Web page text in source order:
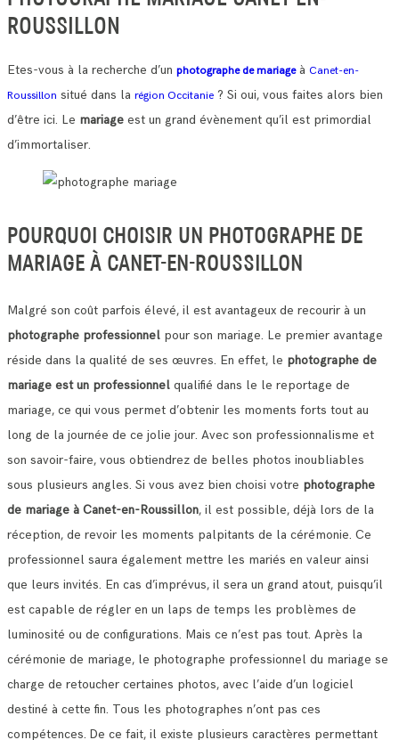
ROUSSILLON
Etes-vous à la recherche d’un photographe de mariageà Canet-en-
Roussillon situé dans la région Occitanie ? Si oui, vous faites alors bien
d’être ici. Le mariage est un grand évènement qu’il est primordial
d’immortaliser.
POURQUOI CHOISIR UN PHOTOGRAPHE DE
MARIAGE À CANET-EN-ROUSSILLON
Malgré son coût parfois élevé, il est avantageux de recourir à un
photographe professionnel pour son mariage. Le premier avantage
réside dans la qualité de ses œuvres. En effet, le photographe de
mariage est un professionnel qualifié dans le le reportage de
mariage, ce qui vous permet d’obtenir les moments forts tout au
long de la journée de ce jolie jour. Avec son professionnalisme et
son savoir-faire, vous obtiendrez de belles photos inoubliables
sous plusieurs angles. Si vous avez bien choisi votre photographe
de mariage à Canet-en-Roussillon, il est possible, déjà lors de la
réception, de revoir les moments palpitants de la cérémonie. Ce
professionnel saura également mettre les mariés en valeur ainsi
que leurs invités. En cas d’imprévus, il sera un grand atout, puisqu’il
est capable de régler en un laps de temps les problèmes de
luminosité ou de configurations. Mais ce n’est pas tout. Après la
cérémonie de mariage, le photographe professionnel du mariage se
charge de retoucher certaines photos, avec l’aide d’un logiciel
destiné à cette fin. Tous les photographes n’ont pas ces
compétences. De ce fait, il existe plusieurs caractères permettant